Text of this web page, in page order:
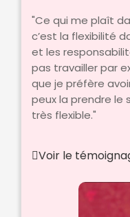
"Ce qui me plaît
c’est la flexibilité
et les
pas travailler par
que je préfère
peux la prendre le
très flexible."
Voir le